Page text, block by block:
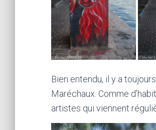
Bien entendu, il y a
Maréchaux. Comme
artistes qui viennent